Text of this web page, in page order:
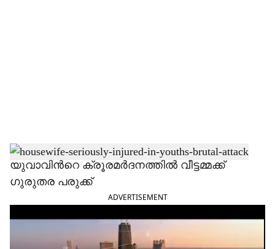
h
a
r
e
യുവാവിന്‍റെ ക്രൂരമർദനത്തിൽ വീട്ടമ്മക്ക്
ഗുരുതര പരുക്ക്
ADVERTISEMENT